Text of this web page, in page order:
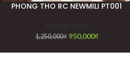
PHONG THO RC NEWMILI PT001
1,250,000₫ 950,000₫